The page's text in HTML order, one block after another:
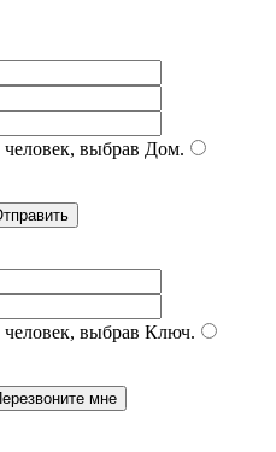
выбрав Дом.
выбрав Ключ.